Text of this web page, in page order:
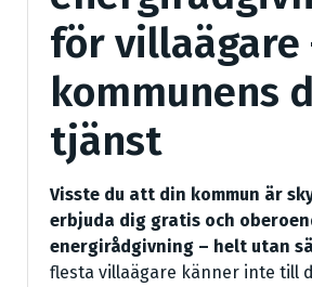
för villaägare
kommunens
tjänst
Visste du att din kommun är
erbjuda dig gratis och
energirådgivning – helt utan
flesta villaägare känner inte till